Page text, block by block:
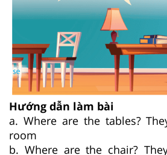
Hướng dẫn làm bài
a. Where are the tables?
room
b. Where are the chair?